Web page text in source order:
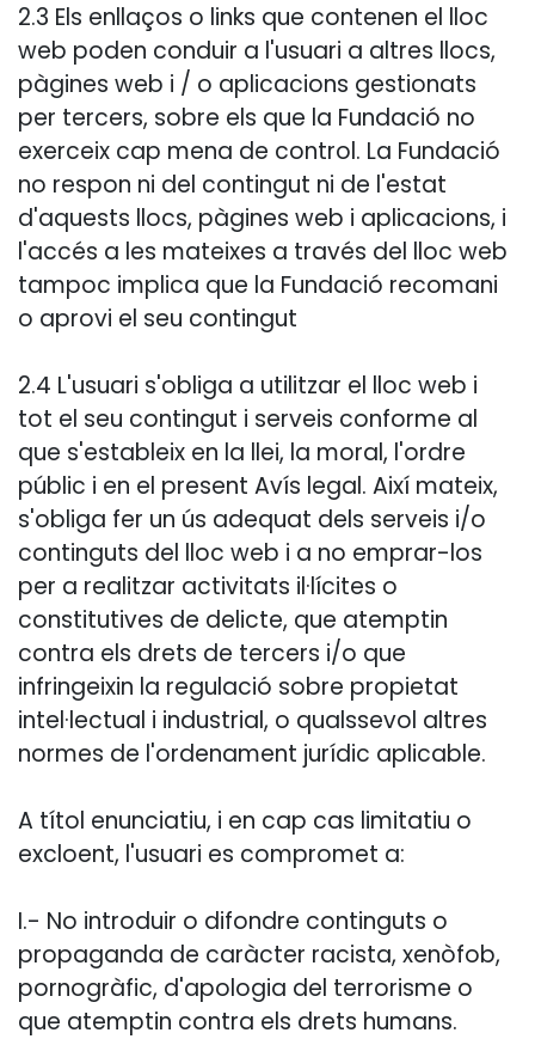
2.3 Els enllaços o links que contenen el lloc
web poden conduir a l'usuari a altres llocs,
pàgines web i / o aplicacions gestionats
per tercers, sobre els que la Fundació no
exerceix cap mena de control. La Fundació
no respon ni del contingut ni de l'estat
d'aquests llocs, pàgines web i aplicacions, i
l'accés a les mateixes a través del lloc web
tampoc implica que la Fundació recomani
o aprovi el seu contingut
2.4 L'usuari s'obliga a utilitzar el lloc web i
tot el seu contingut i serveis conforme al
que s'estableix en la llei, la moral, l'ordre
públic i en el present Avís legal. Així mateix,
s'obliga fer un ús adequat dels serveis i/o
continguts del lloc web i a no emprar-los
per a realitzar activitats il·lícites o
constitutives de delicte, que atemptin
contra els drets de tercers i/o que
infringeixin la regulació sobre propietat
intel·lectual i industrial, o qualssevol altres
normes de l'ordenament jurídic aplicable.
A títol enunciatiu, i en cap cas limitatiu o
excloent, l'usuari es compromet a:
I.- No introduir o difondre continguts o
propaganda de caràcter racista, xenòfob,
pornogràfic, d'apologia del terrorisme o
que atemptin contra els drets humans.